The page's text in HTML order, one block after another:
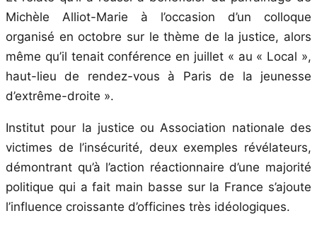
Michèle Alliot-Marie à l’occasion d’un colloque
organisé en octobre sur le thème de la justice, alors
même qu’il tenait conférence en juillet « au « Local »,
haut-lieu de rendez-vous à Paris de la jeunesse
d’extrême-droite ».
Institut pour la justice ou Association nationale des
victimes de l’insécurité, deux exemples révélateurs,
démontrant qu’à l’action réactionnaire d’une majorité
politique qui a fait main basse sur la France s’ajoute
l’influence croissante d’officines très idéologiques.